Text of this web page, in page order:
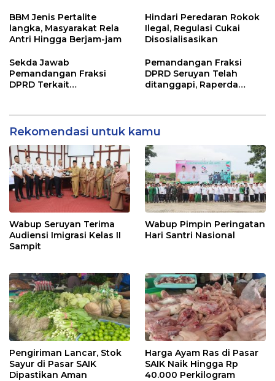
BBM Jenis Pertalite
langka, Masyarakat Rela
Antri Hingga Berjam-jam
Hindari Peredaran Rokok
Ilegal, Regulasi Cukai
Disosialisasikan
Sekda Jawab
Pemandangan Fraksi
DPRD Terkait
2024
Pemandangan Fraksi
DPRD Seruyan Telah
ditanggapi, Raperda
Rekomendasi untuk kamu
Wabup Seruyan Terima
Audiensi Imigrasi Kelas II
Sampit
Wabup Pimpin Peringatan
Hari Santri Nasional
Pengiriman Lancar, Stok
Sayur di Pasar SAIK
Dipastikan Aman
Harga Ayam Ras di Pasar
SAIK Naik Hingga Rp
40.000 Perkilogram